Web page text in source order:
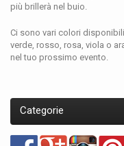
più brillerà nel buio.
Ci sono vari colori
verde, rosso, rosa, viola o
nel tuo prossimo evento.
Categorie